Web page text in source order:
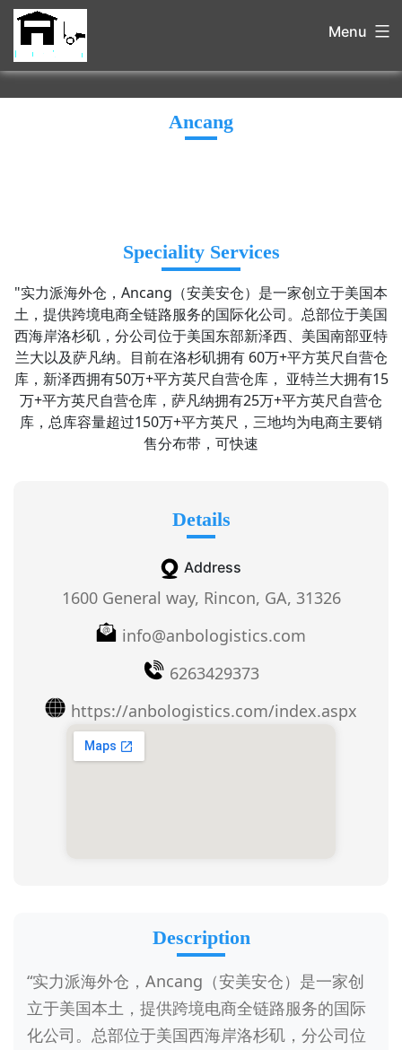
Menu
Ancang
Speciality Services
"实力派海外仓，Ancang（安美安仓）是一家创立于美国本
土，提供跨境电商全链路服务的国际化公司。总部位于美国
西海岸洛杉矶，分公司位于美国东部新泽西、美国南部亚特
兰大以及萨凡纳。目前在洛杉矶拥有 60万+平方英尺自营仓
库，新泽西拥有50万+平方英尺自营仓库， 亚特兰大拥有15
万+平方英尺自营仓库，萨凡纳拥有25万+平方英尺自营仓
库，总库容量超过150万+平方英尺，三地均为电商主要销
售分布带，可快速
Details
Address
1600 General way, Rincon, GA, 31326
info@anbologistics.com
6263429373
https://anbologistics.com/index.aspx
Description
“实力派海外仓，Ancang（安美安仓）是一家创
立于美国本土，提供跨境电商全链路服务的国际
化公司。总部位于美国西海岸洛杉矶，分公司位